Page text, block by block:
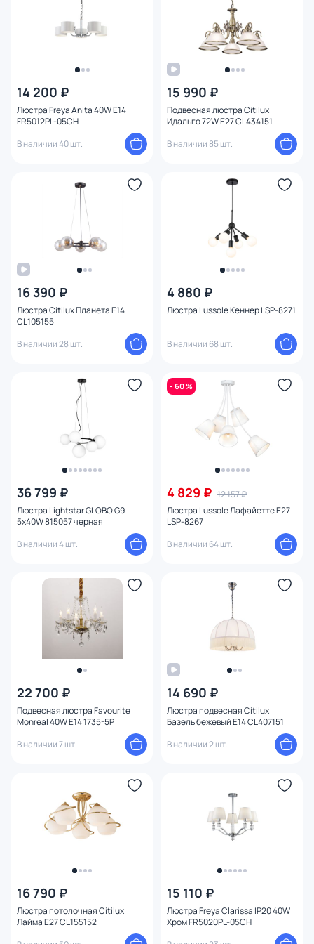
14 200 ₽
Люстра Freya Anita 40W E14
FR5012PL-05CH
В наличии 40 шт.
15 990 ₽
Подвесная люстра Citilux
Идальго 72W E27 CL434151
В наличии 85 шт.
16 390 ₽
Люстра Citilux Планета E14
CL105155
В наличии 28 шт.
4 880 ₽
Люстра Lussole Кеннер LSP-8271
В наличии 68 шт.
36 799 ₽
Люстра Lightstar GLOBO G9
5х40W 815057 черная
В наличии 4 шт.
- 60 %
4 829 ₽ 12 157 ₽
Люстра Lussole Лафайетте E27
LSP-8267
В наличии 64 шт.
22 700 ₽
Подвесная люстра Favourite
Monreal 40W E14 1735-5P
В наличии 7 шт.
14 690 ₽
Люстра подвесная Citilux
Базель бежевый E14 CL407151
В наличии 2 шт.
16 790 ₽
Люстра потолочная Citilux
Лайма E27 CL155152
15 110 ₽
Люстра Freya Clarissa IP20 40W
Хром FR5020PL-05CH
Вид рассеивателя
Количество плафонов
Оформление
Комплектация
Поверхность
Способ крепления
Степень пыле-влагозащиты
Тема
Мощность ламп
Умный дом